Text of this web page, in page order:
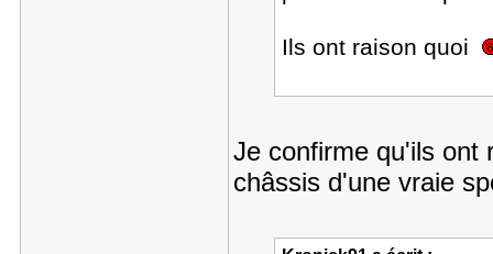
Ils ont raison quoi
Je confirme qu'ils ont
châssis d'une vraie